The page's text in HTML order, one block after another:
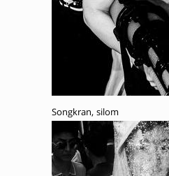
Songkran, silom